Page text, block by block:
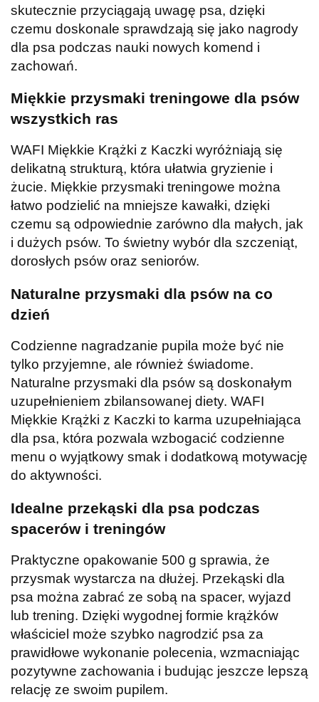
skutecznie przyciągają uwagę psa, dzięki
czemu doskonale sprawdzają się jako nagrody
dla psa podczas nauki nowych komend i
zachowań.
Miękkie przysmaki treningowe dla psów
wszystkich ras
WAFI Miękkie Krążki z Kaczki wyróżniają się
delikatną strukturą, która ułatwia gryzienie i
żucie. Miękkie przysmaki treningowe można
łatwo podzielić na mniejsze kawałki, dzięki
czemu są odpowiednie zarówno dla małych, jak
i dużych psów. To świetny wybór dla szczeniąt,
dorosłych psów oraz seniorów.
Naturalne przysmaki dla psów na co
dzień
Codzienne nagradzanie pupila może być nie
tylko przyjemne, ale również świadome.
Naturalne przysmaki dla psów są doskonałym
uzupełnieniem zbilansowanej diety. WAFI
Miękkie Krążki z Kaczki to karma uzupełniająca
dla psa, która pozwala wzbogacić codzienne
menu o wyjątkowy smak i dodatkową motywację
do aktywności.
Idealne przekąski dla psa podczas
spacerów i treningów
Praktyczne opakowanie 500 g sprawia, że
przysmak wystarcza na dłużej. Przekąski dla
psa można zabrać ze sobą na spacer, wyjazd
lub trening. Dzięki wygodnej formie krążków
właściciel może szybko nagrodzić psa za
prawidłowe wykonanie polecenia, wzmacniając
pozytywne zachowania i budując jeszcze lepszą
relację ze swoim pupilem.